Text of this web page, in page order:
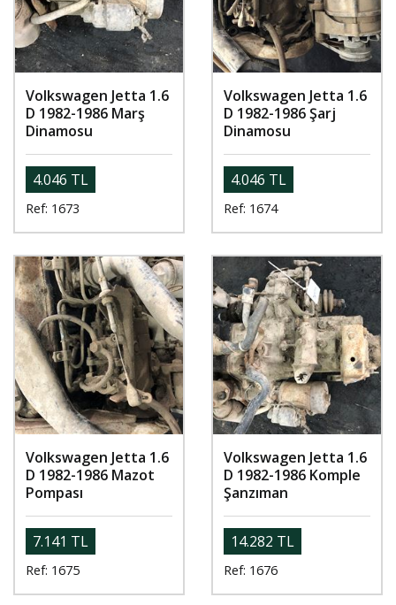
Volkswagen Jetta 1.6
D 1982-1986 Marş
Dinamosu
4.046 TL
Ref: 1673
Volkswagen Jetta 1.6
D 1982-1986 Şarj
Dinamosu
4.046 TL
Ref: 1674
Volkswagen Jetta 1.6
D 1982-1986 Mazot
Pompası
7.141 TL
Ref: 1675
Volkswagen Jetta 1.6
D 1982-1986 Komple
Şanzıman
14.282 TL
Ref: 1676